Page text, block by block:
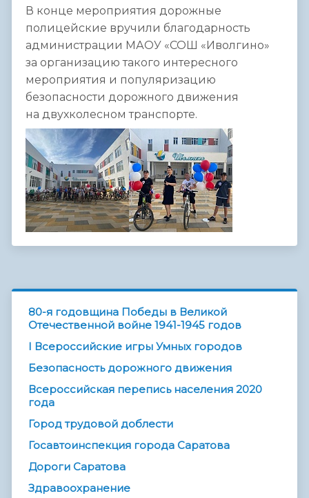
В конце мероприятия дорожные
полицейские вручили благодарность
администрации МАОУ «СОШ «Иволгино»
за организацию такого интересного
мероприятия и популяризацию
безопасности дорожного движения
на двухколесном транспорте.
80-я годовщина Победы в Великой
Отечественной войне 1941-1945 годов
I Всероссийские игры Умных городов
Безопасность дорожного движения
Всероссийская перепись населения 2020
года
Город трудовой доблести
Госавтоинспекция города Саратова
Дороги Саратова
Здравоохранение